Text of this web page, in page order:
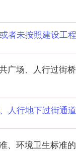
者未按照建设工
广场、人行过街
人行地下过街通
、环境卫生标准